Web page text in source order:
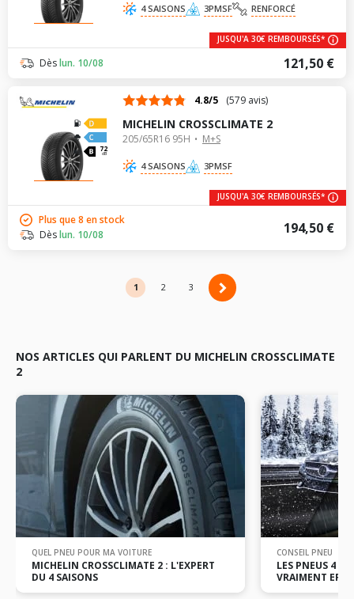
4 SAISONS 3PMSF RENFORCÉ
121,50 €
Dèslun. 10/08
JUSQU'A 30€ REMBOURSÉS*
72
dB
4.8/5 (579 avis)
MICHELIN CROSSCLIMATE 2
205/65R16 95H M+S
4 SAISONS 3PMSF
194,50 €
Plus que 8 en stock
Dèslun. 10/08
JUSQU'A 30€ REMBOURSÉS*
1 2 3
2
NOS ARTICLES QUI PARLENT DU MICHELIN CROSSCLIMATE
2
QUEL PNEU POUR MA VOITURE
MICHELIN CROSSCLIMATE 2 : L'EXPERT
DU 4 SAISONS
CONSEIL PNEU
LES PNEUS 4
VRAIMENT